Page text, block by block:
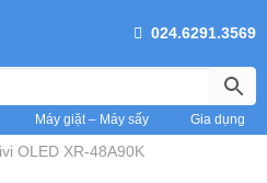
024.6291.3569
Máy giặt – Máy sấy Gia dụng
OLED XR-48A90K